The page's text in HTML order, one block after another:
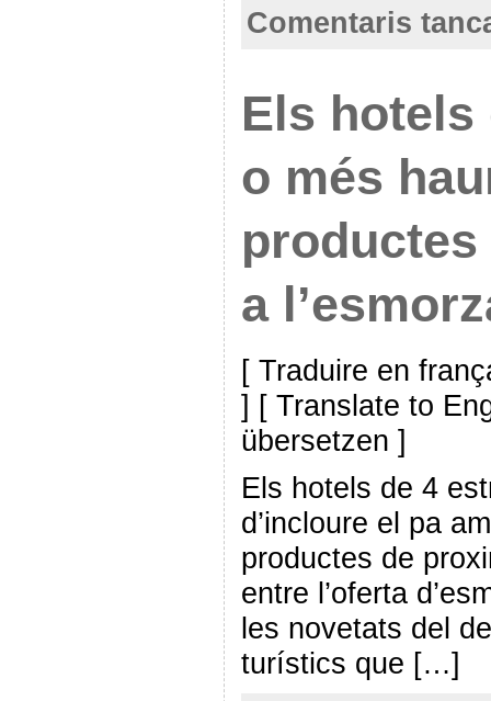
Comentaris
Els hotels
o més
a
[ Traduire en
] [ Translate to
übersetzen ]
Els hotels de 4
d’incloure el pa
productes de
entre l’oferta
les novetats del
turístics que […]